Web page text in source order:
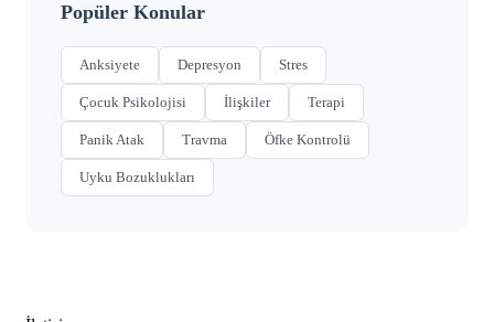
Popüler Konular
Anksiyete Depresyon Stres
Çocuk Psikolojisi İlişkiler Terapi
Panik Atak Travma Öfke Kontrolü
Uyku Bozuklukları